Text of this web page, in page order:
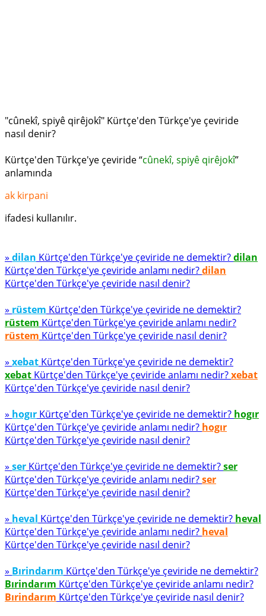
"cûnekî, spiyê qirêjokî" Kürtçe'den Türkçe'ye çeviride
nasıl denir?
Kürtçe'den Türkçe'ye çeviride “cûnekî, spiyê qirêjokî”
anlamında
ak kirpani
ifadesi kullanılır.
» dilan Kürtçe'den Türkçe'ye çeviride ne demektir?dilan
Kürtçe'den Türkçe'ye çeviride anlamı nedir?dilan
Kürtçe'den Türkçe'ye çeviride nasıl denir?
» rüstem Kürtçe'den Türkçe'ye çeviride ne demektir?
rüstem Kürtçe'den Türkçe'ye çeviride anlamı nedir?
rüstem Kürtçe'den Türkçe'ye çeviride nasıl denir?
» xebat Kürtçe'den Türkçe'ye çeviride ne demektir?
xebat Kürtçe'den Türkçe'ye çeviride anlamı nedir?xebat
Kürtçe'den Türkçe'ye çeviride nasıl denir?
» hogır Kürtçe'den Türkçe'ye çeviride ne demektir? hogır
Kürtçe'den Türkçe'ye çeviride anlamı nedir? hogır
Kürtçe'den Türkçe'ye çeviride nasıl denir?
» ser Kürtçe'den Türkçe'ye çeviride ne demektir?ser
Kürtçe'den Türkçe'ye çeviride anlamı nedir?ser
Kürtçe'den Türkçe'ye çeviride nasıl denir?
» heval Kürtçe'den Türkçe'ye çeviride ne demektir? heval
Kürtçe'den Türkçe'ye çeviride anlamı nedir? heval
Kürtçe'den Türkçe'ye çeviride nasıl denir?
» Bırindarım Kürtçe'den Türkçe'ye çeviride ne demektir?
Bırindarım Kürtçe'den Türkçe'ye çeviride anlamı nedir?
Bırindarım Kürtçe'den Türkçe'ye çeviride nasıl denir?